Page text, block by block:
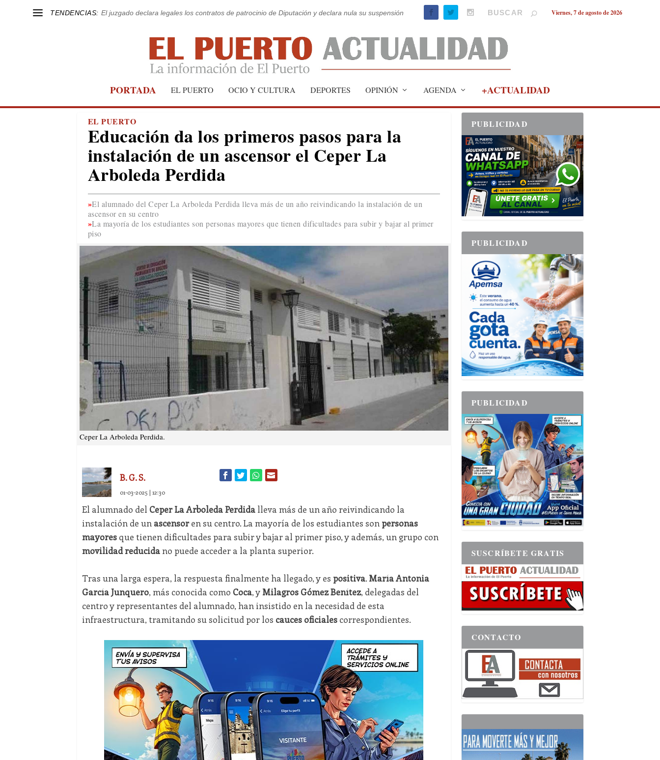
TENDENCIAS: El juzgado declara legales los contratos de patrocinio de Diputación y declara nula su suspensión Viernes, 7 de agosto de 2026
PORTADA EL PUERTO OCIO Y CULTURA DEPORTES OPINIÓN AGENDA +ACTUALIDAD
EL PUERTO
Educación da los primeros pasos para la
instalación de un ascensor el Ceper La
Arboleda Perdida
El alumnado del Ceper La Arboleda Perdida lleva más de un año reivindicando la instalación de un
ascensor en su centro
La mayoría de los estudiantes son personas mayores que tienen dificultades para subir y bajar al primer
piso
Ceper La Arboleda Perdida.
B. G. S.
01-03-2025 | 12:30
El alumnado del Ceper La Arboleda Perdidalleva más de un año reivindicando la
instalación de un ascensoren su centro. La mayoría de los estudiantes son personas
mayoresque tienen dificultades para subir y bajar al primer piso, y además, un grupo con
movilidad reducidano puede acceder a la planta superior.
Tras una larga espera, la respuesta finalmente ha llegado, y es positiva. María Antonia
García Junquero, más conocida como Coca, y Milagros Gómez Benítez, delegadas del
centro y representantes del alumnado, han insistido en la necesidad de esta
infraestructura, tramitando su solicitud por los cauces oficialescorrespondientes.
PUBLICIDAD
PUBLICIDAD
PUBLICIDAD
SUSCRÍBETE GRATIS
CONTACTO